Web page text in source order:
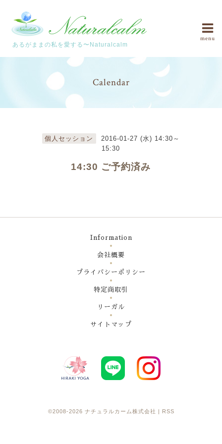
あるがままの私を愛する〜Naturalcalm
menu
Calendar
個人セッション
2016-01-27 (水) 14:30～
15:30
14:30 ご予約済み
Information
会社概要
プライバシーポリシー
特定商取引
リーガル
サイトマップ
©2008-2026 ナチュラルカーム株式会社 RSS